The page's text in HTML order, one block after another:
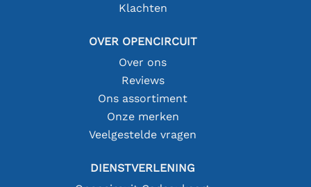
Klachten
OVER OPENCIRCUIT
Over ons
Reviews
Ons assortiment
Onze merken
Veelgestelde vragen
DIENSTVERLENING